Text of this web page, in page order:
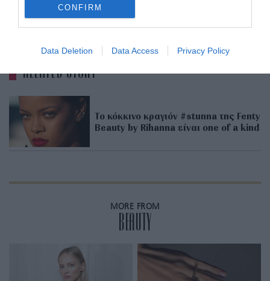
CONFIRM
Data Deletion Data Access Privacy Policy
ADVERTISEMENT - CONTINUE READING BELOW
RELATED STORY
Το κόκκινο κραγιόν #stunna της Fenty
Beauty by Rihanna είναι one of a kind
MORE FROM
BEAUTY